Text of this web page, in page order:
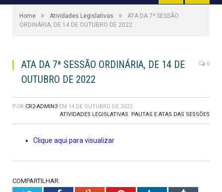
Home » Atividades Legislativas »
ATA DA 7ª SESSÃO
ORDINÁRIA, DE 14 DE OUTUBRO DE 2022
ATA DA 7ª SESSÃO ORDINÁRIA, DE 14 DE
OUTUBRO DE 2022
0
POR CR2-ADMIN3 EM 14 DE OUTUBRO DE 2022
ATIVIDADES LEGISLATIVAS, PAUTAS E ATAS DAS SESSÕES
Clique aqui para visualizar
COMPARTILHAR: